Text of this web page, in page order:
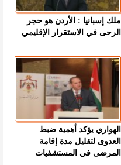
ملك إسبانيا : الأردن هو حجر
الرحى في الاستقرار الإقليمي
الهواري يؤكد أهمية ضبط
العدوى لتقليل مدة إقامة
المرضى في المستشفيات